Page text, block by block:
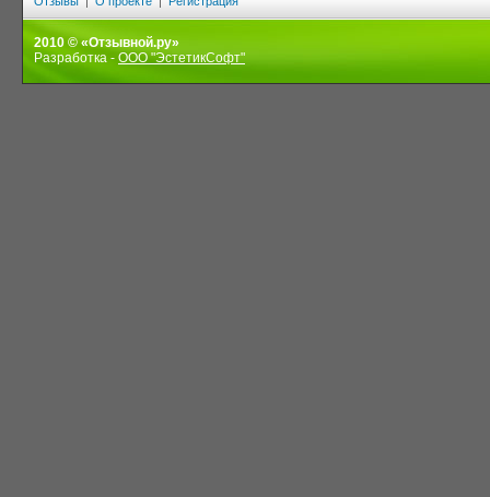
2010 © «Отзывной.ру»
Разработка - ООО "ЭстетикСофт"